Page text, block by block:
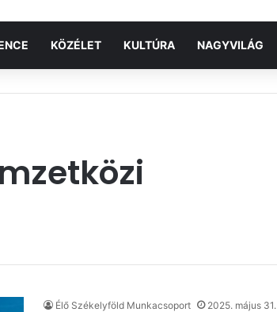
KÖZÉLET KULTÚRA NAGYVILÁG
Élő Székelyföld Munkacsoport
2025. május 31.